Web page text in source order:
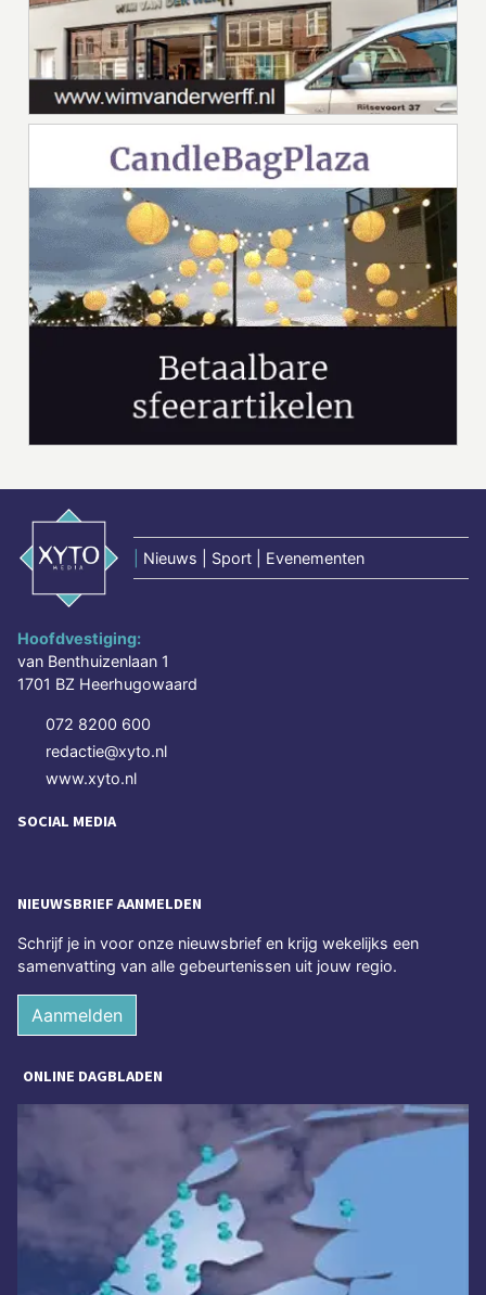
Nieuws | Sport | Evenementen
Hoofdvestiging:
van Benthuizenlaan 1
1701 BZ Heerhugowaard
072 8200 600
redactie@xyto.nl
www.xyto.nl
SOCIAL MEDIA
NIEUWSBRIEF AANMELDEN
Schrijf je in voor onze nieuwsbrief en krijg wekelijks een
samenvatting van alle gebeurtenissen uit jouw regio.
Aanmelden
ONLINE DAGBLADEN